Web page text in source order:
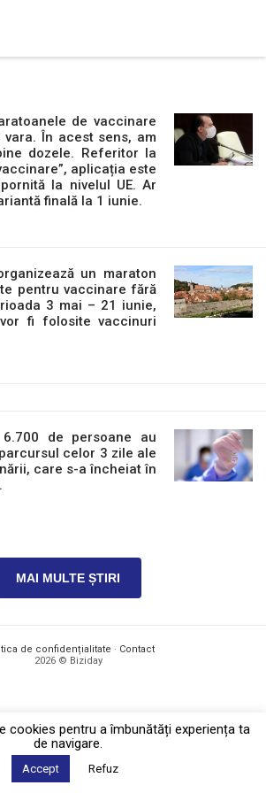
de vaccinare
În acest sens, am
dozele. Referitor la
aplicația este
la nivelul UE. Ar
finală la 1 iunie.
un maraton
pentru vaccinare fără
3 mai – 21 iunie,
fi folosite vaccinuri
de persoane au
celor 3 zile ale
care s-a încheiat în
MAI MULTE ȘTIRI
de confidențialitate · Contact
2026 © Biziday
cookies pentru a îmbunătăți experiența ta
de navigare.
Accept Refuz